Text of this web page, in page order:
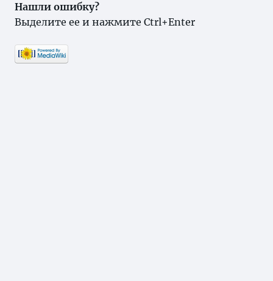
Нашли ошибку?
Выделите ее и нажмите Ctrl+Enter